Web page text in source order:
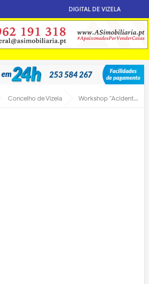
DIGITAL DE VIZELA
Concelho de Vizela Workshop “Acidentes de Trabalho na Agricultura